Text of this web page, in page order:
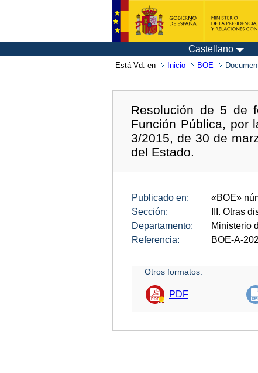
Castellano
Está Vd. en Inicio BOE
Resolución de 5 de
Función Pública, por
3/2015, de 30 de
del Estado.
Publicado en: «BOE»
Sección:
III. Otras
Departamento:
Ministerio
Referencia:
BOE-A-
Otros formatos:
PDF